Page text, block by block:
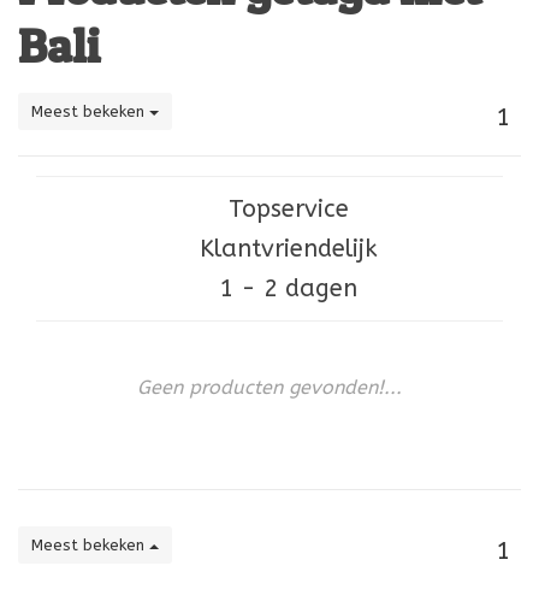
Bali
Meest bekeken 1
Topservice
Klantvriendelijk
1 - 2 dagen
Geen producten gevonden!...
Meest bekeken 1